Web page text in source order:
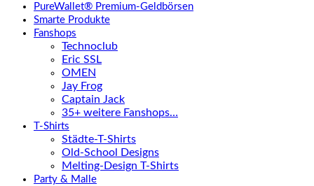
PureWallet® Premium-Geldbörsen
Smarte Produkte
Fanshops
Technoclub
Eric SSL
OMEN
Jay Frog
Captain Jack
35+ weitere Fanshops…
T-Shirts
Städte-T-Shirts
Old-School Designs
Melting-Design T-Shirts
Party & Malle